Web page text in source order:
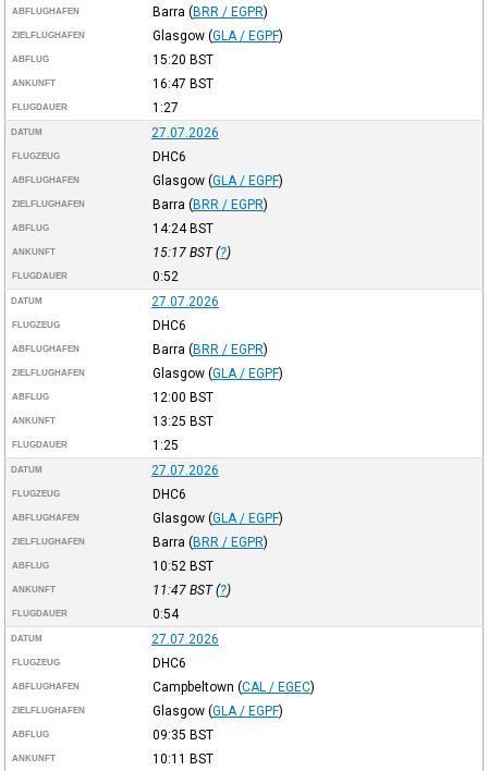
ABFLUGHAFEN Barra (BRR / EGPR)
ZIELFLUGHAFEN Glasgow (GLA / EGPF)
ABFLUG 15:20 BST
ANKUNFT 16:47 BST
FLUGDAUER 1:27
DATUM 27.07.2026
FLUGZEUG DHC6
ABFLUGHAFEN Glasgow (GLA / EGPF)
ZIELFLUGHAFEN Barra (BRR / EGPR)
ABFLUG 14:24 BST
ANKUNFT 15:17 BST(?)
FLUGDAUER 0:52
DATUM 27.07.2026
FLUGZEUG DHC6
ABFLUGHAFEN Barra (BRR / EGPR)
ZIELFLUGHAFEN Glasgow (GLA / EGPF)
ABFLUG 12:00 BST
ANKUNFT 13:25 BST
FLUGDAUER 1:25
DATUM 27.07.2026
FLUGZEUG DHC6
ABFLUGHAFEN Glasgow (GLA / EGPF)
ZIELFLUGHAFEN Barra (BRR / EGPR)
ABFLUG 10:52 BST
ANKUNFT 11:47 BST(?)
FLUGDAUER 0:54
DATUM 27.07.2026
FLUGZEUG DHC6
ABFLUGHAFEN Campbeltown (CAL / EGEC)
ZIELFLUGHAFEN Glasgow (GLA / EGPF)
ABFLUG 09:35 BST
ANKUNFT 10:11 BST